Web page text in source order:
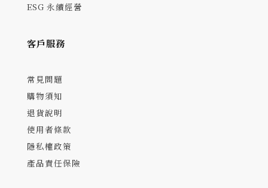
ESG 永續經營
客戶服務
常見問題
購物須知
退貨說明
使用者條款
隱私權政策
產品責任保險